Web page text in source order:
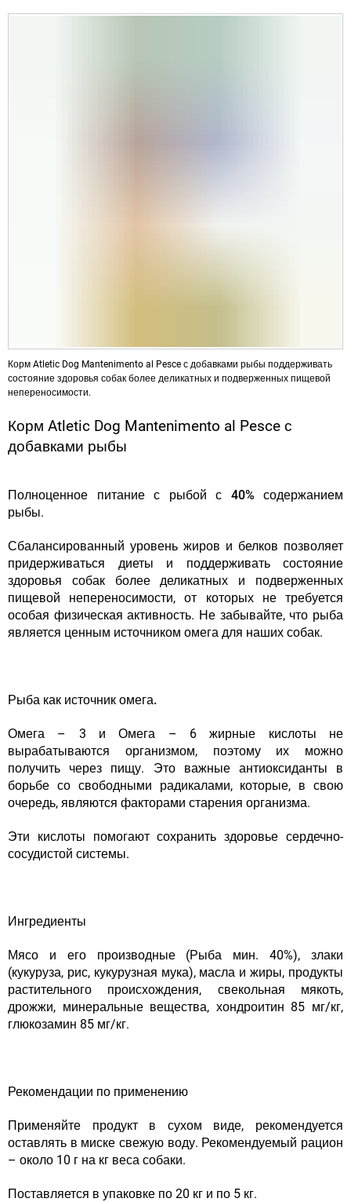
Корм Atletic Dog Mantenimento al Pesce с добавками рыбы поддерживать
состояние здоровья собак более деликатных и подверженных пищевой
непереносимости.
Корм Atletic Dog Mantenimento al Pesce с
добавками рыбы
Полноценное питание с рыбой с 40% содержанием
рыбы.
Сбалансированный уровень жиров и белков позволяет
придерживаться диеты и поддерживать состояние
здоровья собак более деликатных и подверженных
пищевой непереносимости, от которых не требуется
особая физическая активность. Не забывайте, что рыба
является ценным источником омега для наших собак.
Рыба как источник омега.
Омега – 3 и Омега – 6 жирные кислоты не
вырабатываются организмом, поэтому их можно
получить через пищу. Это важные антиоксиданты в
борьбе со свободными радикалами, которые, в свою
очередь, являются факторами старения организма.
Эти кислоты помогают сохранить здоровье сердечно-
сосудистой системы.
Ингредиенты
Мясо и его производные (Рыба мин. 40%), злаки
(кукуруза, рис, кукурузная мука), масла и жиры, продукты
растительного происхождения, свекольная мякоть,
дрожжи, минеральные вещества, хондроитин 85 мг/кг,
глюкозамин 85 мг/кг.
Рекомендации по применению
Применяйте продукт в сухом виде, рекомендуется
оставлять в миске свежую воду. Рекомендуемый рацион
– около 10 г на кг веса собаки.
Поставляется в упаковке по 20 кг и по 5 кг.